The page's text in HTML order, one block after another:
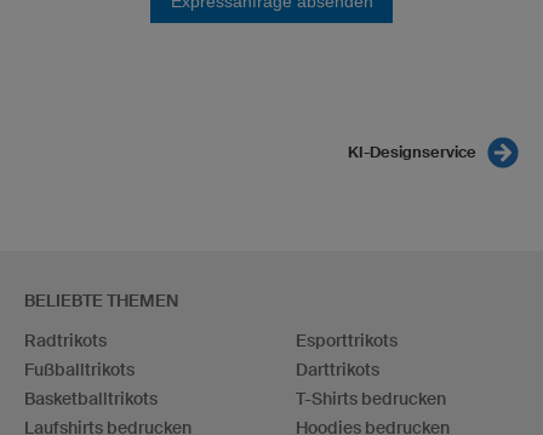
KI-Designservice
BELIEBTE THEMEN
Radtrikots
Fußballtrikots
Basketballtrikots
Laufshirts bedrucken
Esporttrikots
Darttrikots
T-Shirts bedrucken
Hoodies bedrucken